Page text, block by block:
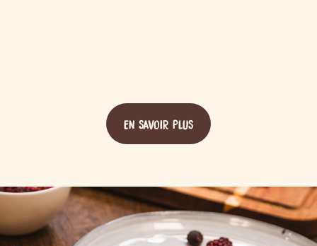
EN SAVOIR PLUS